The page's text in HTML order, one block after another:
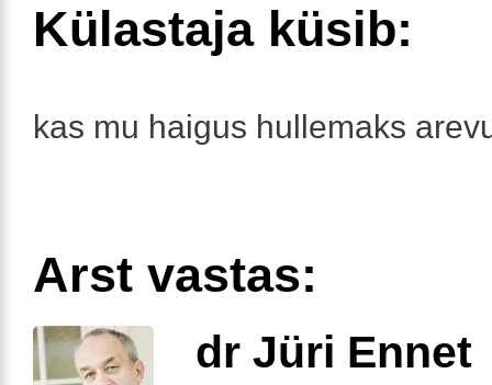
Külastaja küsib:
kas mu haigus hullemaks
Arst vastas:
dr Jüri Ennet